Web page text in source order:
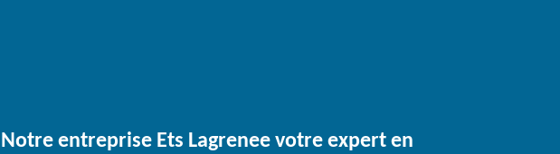
Notre entreprise Ets Lagrenee votre expert en